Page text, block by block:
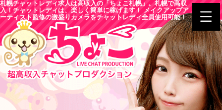
札幌チャットレディ求人は高収入の「ちょこ札幌」。札幌で高収
入！チャットレディは、楽しく簡単に稼げます！ メイクアップア
ーティスト監修の激盛りカメラをチャットレディ全員使用可能！